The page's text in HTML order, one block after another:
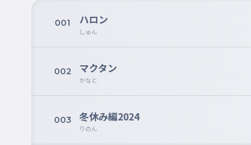
001 ハロン
しゅん
002 マクタン
かなと
003 冬休み編2024
りのん